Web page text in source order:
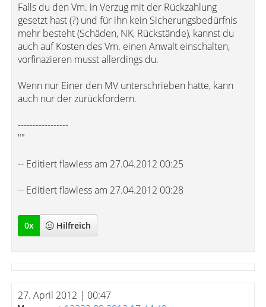
Falls du den Vm. in Verzug mit der Rückzahlung
gesetzt hast (?) und für ihn kein Sicherungsbedürfnis
mehr besteht (Schäden, NK, Rückstände), kannst du
auch auf Kosten des Vm. einen Anwalt einschalten,
vorfinazieren musst allerdings du.
Wenn nur Einer den MV unterschrieben hatte, kann
auch nur der zurückfordern.
-----------------
""
-- Editiert flawless am 27.04.2012 00:25
-- Editiert flawless am 27.04.2012 00:28
0x Hilfreich
27. April 2012 | 00:47